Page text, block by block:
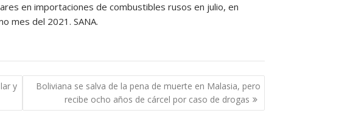
en importaciones de combustibles rusos en julio, en
mes del 2021. SANA.
y
Boliviana se salva de la pena de muerte en Malasia, pero
recibe ocho años de cárcel por caso de drogas